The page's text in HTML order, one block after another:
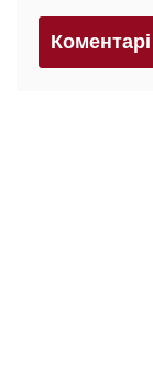
Коментарi